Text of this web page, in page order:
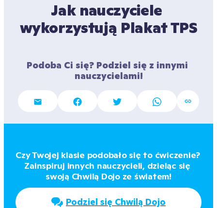
Jak nauczyciele
wykorzystują Plakat TPS
Podoba Ci się? Podziel się z innymi
nauczycielami!
Czy Twojej klasie podobało się to ćwiczenie?
Zainspiruj innych nauczycieli, dzieląc się
swoją Chwilą Dojo ze światem!
Podziel się Chwilą Dojo